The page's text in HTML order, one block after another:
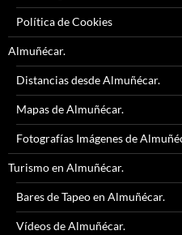
Política de Cookies
Almuñécar.
Distancias desde Almuñécar.
Mapas de Almuñécar.
Fotografías Imágenes de
Turismo en Almuñécar.
Bares de Tapeo en Almuñécar.
Vídeos de Almuñécar.